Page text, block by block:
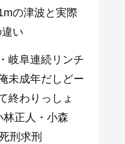
の津波と実際
い
岐阜連続リンチ
未成年だしどー
終わりっしょ
正人・小森
刑求刑